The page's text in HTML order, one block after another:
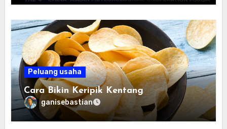
Peluang usaha
Cara Bikin Keripik Kentang
ganisebastian